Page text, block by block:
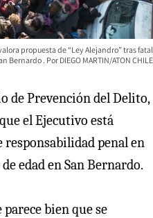
propuesta de “Ley Alejandro” tras fatal
Bernardo
DIEGO MARTIN/ATON CHILE
de Prevención del Delito,
el Ejecutivo está
responsabilidad penal en
edad en San Bernardo.
bien que se